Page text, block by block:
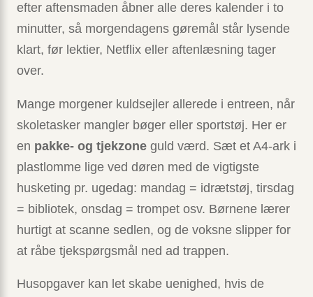
efter aftensmaden åbner alle deres kalender i to
minutter, så morgendagens gøremål står lysende
klart, før lektier, Netflix eller aftenlæsning tager
over.
Mange morgener kuldsejler allerede i entreen, når
skoletasker mangler bøger eller sportstøj. Her er
en pakke- og tjekzone guld værd. Sæt et A4-ark i
plastlomme lige ved døren med de vigtigste
husketing pr. ugedag: mandag = idrætstøj, tirsdag
= bibliotek, onsdag = trompet osv. Børnene lærer
hurtigt at scanne sedlen, og de voksne slipper for
at råbe tjekspørgsmål ned ad trappen.
Husopgaver kan let skabe uenighed, hvis de